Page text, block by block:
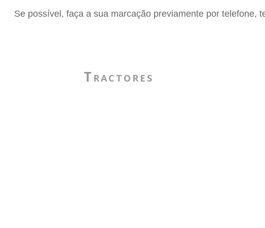
Se possível, faça a sua marcação previamente por telefone,
Tractores